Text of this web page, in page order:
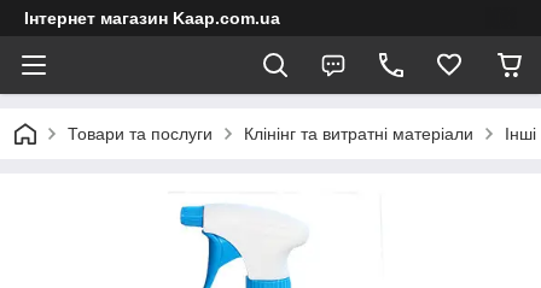
Інтернет магазин Kaap.com.ua
Товари та послуги Клінінг та витратні матеріали